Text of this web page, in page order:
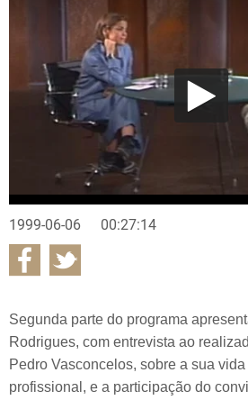
1999-06-06 00:27:14
Segunda parte do programa
Rodrigues, com entrevista ao
Pedro Vasconcelos, sobre a sua
profissional, e a participação do